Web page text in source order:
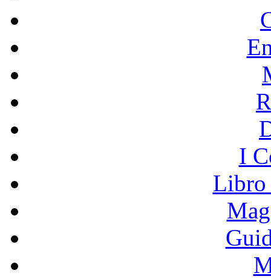
I
Libro